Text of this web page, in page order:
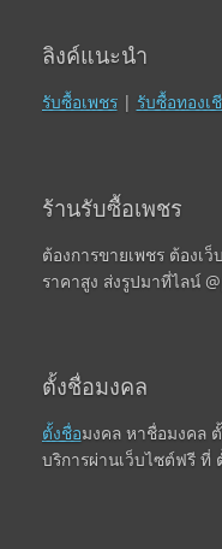
ลิงค์แนะนำ
รับซื้อเพชร| รับซื้อทองเ
ร้านรับซื้อเพชร
ต้องการขายเพชร ต้องเว็บ
ราคาสูง ส่งรูปมาที่ไลน์
ตั้งชื่อมงคล
ตั้งชื่อมงคล หาชื่อมงคล
บริการผ่านเว็บไซต์ฟรี ที่